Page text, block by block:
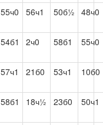
55ч0 56ч1 50б½ 48ч0
54б1 2ч0 58б1 55ч0
57ч1 21б0 53ч1 10б0
58б1 18ч½ 23б0 50ч1